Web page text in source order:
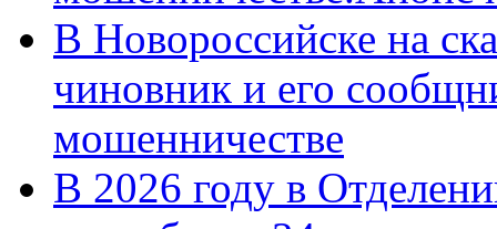
В Новороссийске на
чиновник и его
мошенничестве
В 2026 году в